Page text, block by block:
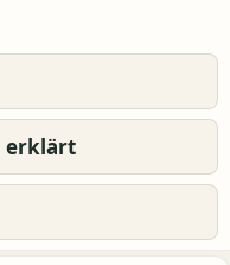
erklärt